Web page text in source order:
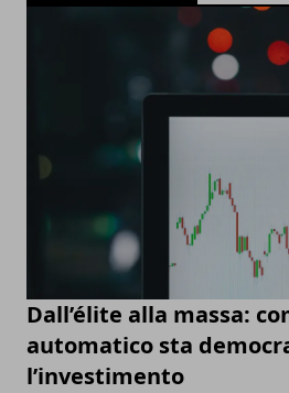
Dall’élite alla massa:
automatico sta
l’investimento